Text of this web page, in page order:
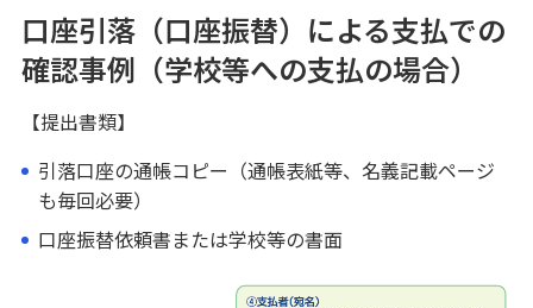
確認事例5 月謝袋の場合
ご留意事項
よくあるご質問（Q&A）
結婚・子育て支援信託（希望の贈りもの）
家族信託（安心の贈りもの）
口座引落（口座振替）による支払での
確認事例（学校等への支払の場合）
【提出書類】
引落口座の通帳コピー（通帳表紙等、名義記載ページ
も毎回必要）
口座振替依頼書または学校等の書面